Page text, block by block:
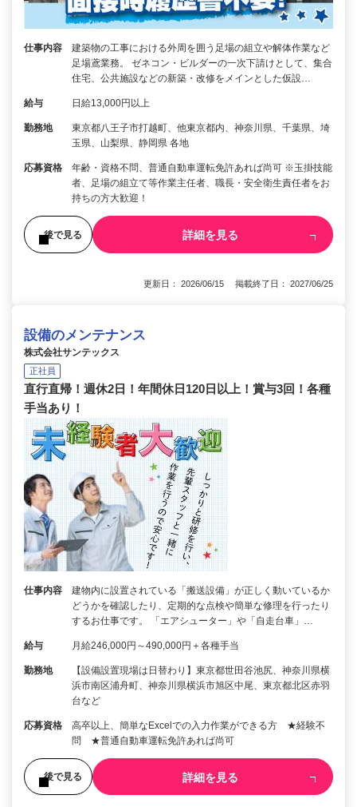
仕事内容
建築物の工事における外周を囲う足場の組立や解体作業など
足場鳶業務。 ゼネコン・ビルダーの一次下請けとして、集合
住宅、公共施設などの新築・改修をメインとした仮設…
給与 日給13,000円以上
勤務地
東京都八王子市打越町、他東京都内、神奈川県、千葉県、埼
玉県、山梨県、静岡県 各地
応募資格
年齢・資格不問、普通自動車運転免許あれば尚可 ※玉掛技能
者、足場の組立て等作業主任者、職長・安全衛生責任者をお
持ちの方大歓迎！
後で見る 詳細を見る
更新日： 2026/06/15 掲載終了日： 2027/06/25
設備のメンテナンス
株式会社サンテックス
正社員
直行直帰！週休2日！年間休日120日以上！賞与3回！各種
手当あり！
仕事内容
建物内に設置されている「搬送設備」が正しく動いているか
どうかを確認したり、定期的な点検や簡単な修理を行ったり
するお仕事です。 「エアシューター」や「自走台車」…
給与 月給246,000円～490,000円＋各種手当
勤務地
【設備設置現場は日替わり】東京都世田谷池尻、神奈川県横
浜市南区浦舟町、神奈川県横浜市旭区中尾、東京都北区赤羽
台など
応募資格
高卒以上、簡単なExcelでの入力作業ができる方 ★経験不
問 ★普通自動車運転免許あれば尚可
後で見る 詳細を見る